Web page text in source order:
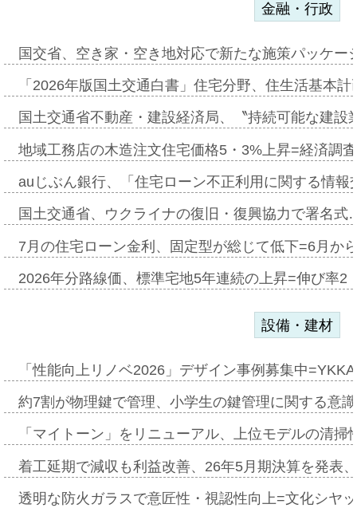
金融・行政
国交省、空き家・空き地対応で新たな施策パッケ
「2026年版国土交通白書」住宅分野、住生活基本
国土交通省不動産・建設経済局、〝持続可能な建
地域工務店の木造注文住宅価格5・3%上昇=経済調
auじぶん銀行、「住宅ローン不正利用に関する情
国土交通省、ウクライナの復旧・復興協力で署名
7月の住宅ローン金利、固定型が総じて低下=6月か
2026年分路線価、標準宅地5年連続の上昇=伸び率
設備・建材
「性能向上リノベ2026」デザイン事例募集中
約7割が物理鍵で管理、小学生の鍵管理に関する意
「マイトーン」をリニューアル、上位モデルの清
着工延期で減収も利益改善、26年5月期決算を発表
透明な防火ガラスで意匠性・視認性向上=文化シヤ